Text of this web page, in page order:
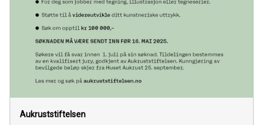
Aukruststiftelsen